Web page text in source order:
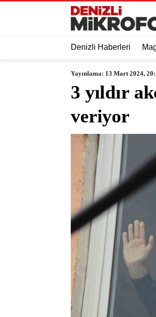
Denizli Haberleri
Yayınlama: 13 Mart 2024,
3 yıldır
veriyor